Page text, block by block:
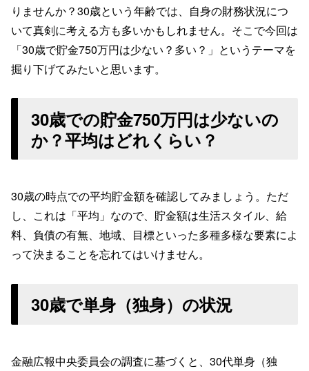
りませんか？30歳という年齢では、自身の財務状況につ
いて真剣に考える方も多いかもしれません。そこで今回は
「30歳で貯金750万円は少ない？多い？」というテーマを
掘り下げてみたいと思います。
30歳での貯金750万円は少ないの
か？平均はどれくらい？
30歳の時点での平均貯金額を確認してみましょう。ただ
し、これは「平均」なので、貯金額は生活スタイル、給
料、負債の有無、地域、目標といった多種多様な要素によ
って決まることを忘れてはいけません。
30歳で単身（独身）の状況
金融広報中央委員会の調査に基づくと、30代単身（独